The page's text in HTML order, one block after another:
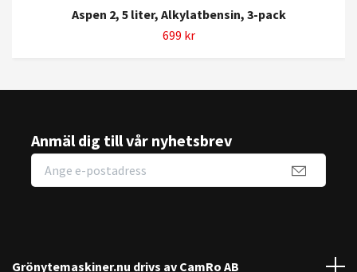
Aspen 2, 5 liter, Alkylatbensin, 3-pack
699 kr
Anmäl dig till vår nyhetsbrev
Grönytemaskiner.nu drivs av CamRo AB